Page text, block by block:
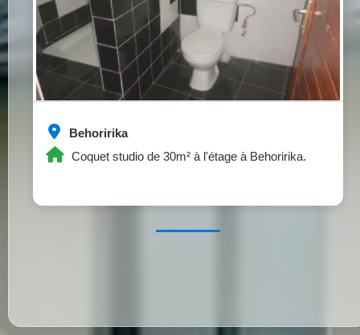
Behoririka
Coquet studio de 30m² à l'étage à Behoririka.